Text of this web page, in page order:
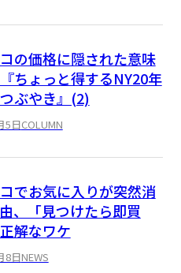
の価格に隠された意味
ちょっと得するNY20年
ぶやき』(2)
5日COLUMN
でお気に入りが突然消
、「見つけたら即買
解なワケ
8日NEWS